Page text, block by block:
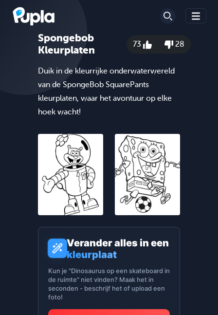
Spongebob
Kleurplaten
73 28
Duik in de kleurrijke onderwaterwereld
van de SpongeBob SquarePants
kleurplaten, waar het avontuur op elke
hoek wacht!
Verander alles in een
kleurplaat
Kun je "Dinosaurus op een skateboard in
de ruimte" niet vinden? Maak het in
seconden - beschrijf het of upload een
foto!